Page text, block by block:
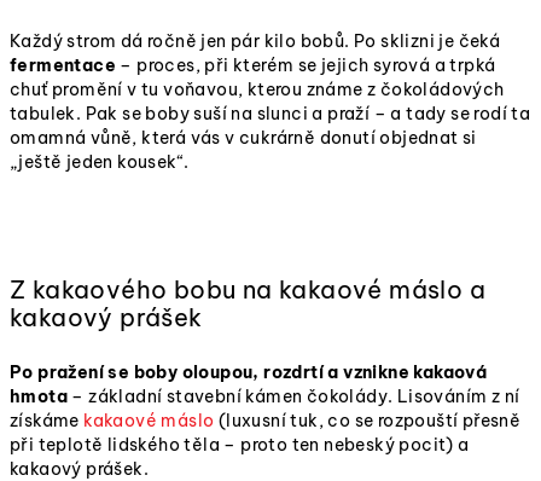
Každý strom dá ročně jen pár kilo bobů. Po sklizni je čeká
fermentace – proces, při kterém se jejich syrová a trpká
chuť promění v tu voňavou, kterou známe z čokoládových
tabulek. Pak se boby suší na slunci a praží – a tady se rodí ta
omamná vůně, která vás v cukrárně donutí objednat si
„ještě jeden kousek“.
Z kakaového bobu na kakaové máslo a
kakaový prášek
Po pražení se boby oloupou, rozdrtí a vznikne kakaová
hmota – základní stavební kámen čokolády. Lisováním z ní
získáme kakaové máslo (luxusní tuk, co se rozpouští přesně
při teplotě lidského těla – proto ten nebeský pocit) a
kakaový prášek.